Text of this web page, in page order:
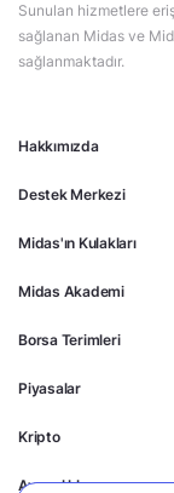
Hakkımızda
Destek Merkezi
Midas'ın Kulakları
Midas Akademi
Borsa Terimleri
Piyasalar
Kripto
Ayrıcalıklar
Sunulan hizmetlere
sağlanan Midas ve
sağlanmaktadır.